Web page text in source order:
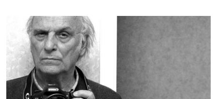
Premio
Alfaguara
2018
por
“Una
novela
criminal”